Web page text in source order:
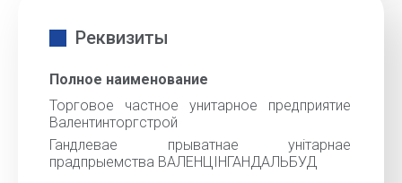
Реквизиты
Полное наименование
Торговое частное унитарное предприятие
Валентинторгстрой
Гандлевае прыватнае унiтарнае
прадпрыемства ВАЛЕНЦIНГАНДАЛЬБУД